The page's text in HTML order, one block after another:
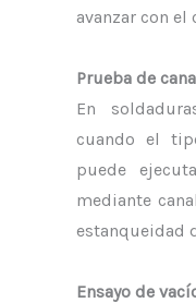
avanzar con el
Prueba de
En
cuando el
puede
mediante
estanqueidad
Ensayo de